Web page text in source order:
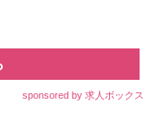
sponsored by 求人ボックス